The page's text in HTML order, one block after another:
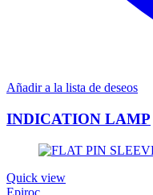
Añadir a la lista de deseos
INDICATION LAMP
Quick view
Epiroc